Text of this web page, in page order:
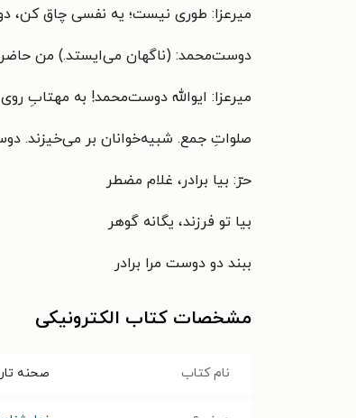
میرعزا: طوری نیست؛ یه نفسی چاق کن،
دوست‌محمد: (ناگهان می‌ایستد.) من
میرعزا: ایوالله دوست‌محمد! به مهتابِ
صلواتِ جمع. شبیه‌خوانان بر می‌خیزند.
حرّ: بیا برادر، غلام مضطر
بیا تو فرزند، یگانه گوهر
ببند دو دوست مرا برادر
مشخصات کتاب الکترونیکی
نام کتاب صحنه